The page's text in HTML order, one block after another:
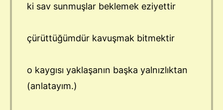
ki sav sunmuşlar beklemek eziyettir
çürüttüğümdür kavuşmak bitmektir
o kaygısı yaklaşanın başka yalnızlıktan
(anlatayım.)